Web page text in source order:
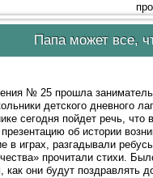
Папа может все,
№ 25 прошла
детского дневного
сегодня пойдет речь,
об истории
в играх, разгадывали
прочитали стихи.
они будут поздравлять